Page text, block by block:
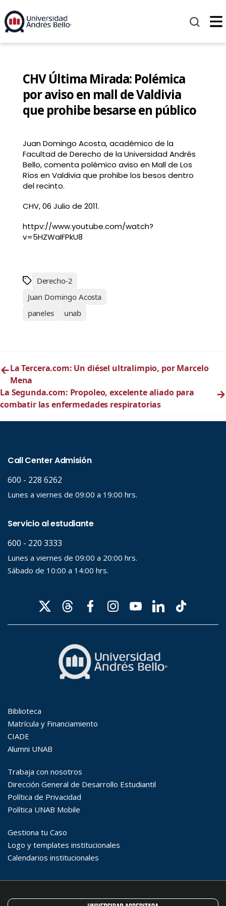
CHV Última Mirada: Polémica
por aviso en mall de Valdivia
que prohibe besarse en público
Juan Domingo Acosta, académico de la
Facultad de Derecho de la Universidad Andrés
Bello, comenta polémico aviso en Mall de Los
Ríos en Valdivia que prohibe los besos dentro
del recinto.
CHV, 06 Julio de 2011.
httpv://www.youtube.com/watch?
v=5HZWaIFPkU8
Derecho-2
Juan Domingo Acosta
paneles
unab
←La Tercera.com: Un diésel ultralimpio, por Marcelo
Mena
La Segunda.com: Propoleo, excelente aliado para
combatir las enfermedades respiratorias
→